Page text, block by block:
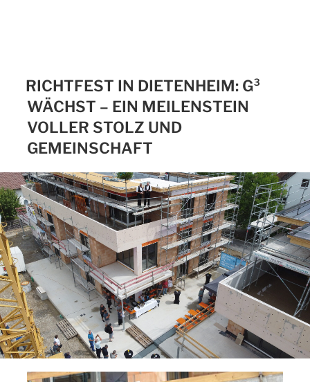
RICHTFEST IN DIETENHEIM: G³
WÄCHST – EIN MEILENSTEIN
VOLLER STOLZ UND
GEMEINSCHAFT